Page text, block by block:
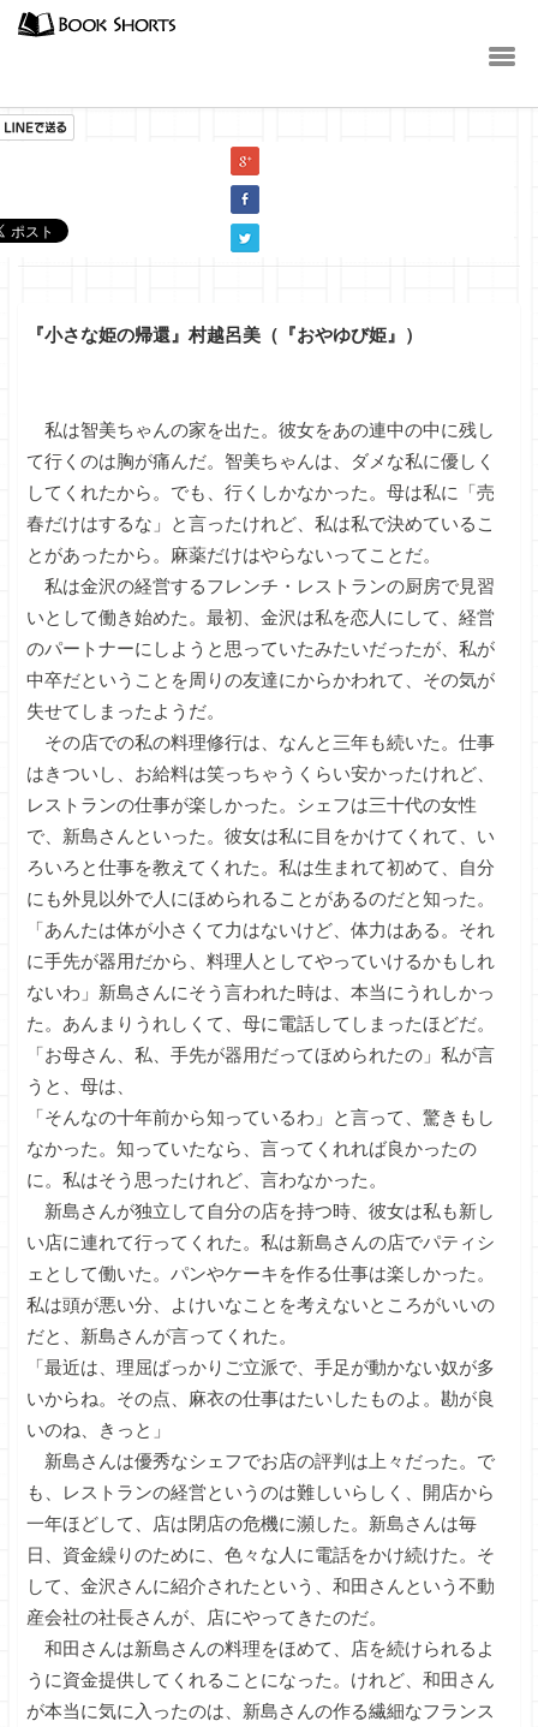
『小さな姫の帰還』村越呂美（『おやゆび姫』）
私は智美ちゃんの家を出た。彼女をあの連中の中に残し
て行くのは胸が痛んだ。智美ちゃんは、ダメな私に優しく
してくれたから。でも、行くしかなかった。母は私に「売
春だけはするな」と言ったけれど、私は私で決めているこ
とがあったから。麻薬だけはやらないってことだ。
私は金沢の経営するフレンチ・レストランの厨房で見習
いとして働き始めた。最初、金沢は私を恋人にして、経営
のパートナーにしようと思っていたみたいだったが、私が
中卒だということを周りの友達にからかわれて、その気が
失せてしまったようだ。
その店での私の料理修行は、なんと三年も続いた。仕事
はきついし、お給料は笑っちゃうくらい安かったけれど、
レストランの仕事が楽しかった。シェフは三十代の女性
で、新島さんといった。彼女は私に目をかけてくれて、い
ろいろと仕事を教えてくれた。私は生まれて初めて、自分
にも外見以外で人にほめられることがあるのだと知った。
「あんたは体が小さくて力はないけど、体力はある。それ
に手先が器用だから、料理人としてやっていけるかもしれ
ないわ」新島さんにそう言われた時は、本当にうれしかっ
た。あんまりうれしくて、母に電話してしまったほどだ。
「お母さん、私、手先が器用だってほめられたの」私が言
うと、母は、
「そんなの十年前から知っているわ」と言って、驚きもし
なかった。知っていたなら、言ってくれれば良かったの
に。私はそう思ったけれど、言わなかった。
新島さんが独立して自分の店を持つ時、彼女は私も新し
い店に連れて行ってくれた。私は新島さんの店でパティシ
ェとして働いた。パンやケーキを作る仕事は楽しかった。
私は頭が悪い分、よけいなことを考えないところがいいの
だと、新島さんが言ってくれた。
「最近は、理屈ばっかりご立派で、手足が動かない奴が多
いからね。その点、麻衣の仕事はたいしたものよ。勘が良
いのね、きっと」
新島さんは優秀なシェフでお店の評判は上々だった。で
も、レストランの経営というのは難しいらしく、開店から
一年ほどして、店は閉店の危機に瀕した。新島さんは毎
日、資金繰りのために、色々な人に電話をかけ続けた。そ
して、金沢さんに紹介されたという、和田さんという不動
産会社の社長さんが、店にやってきたのだ。
和田さんは新島さんの料理をほめて、店を続けられるよ
うに資金提供してくれることになった。けれど、和田さん
が本当に気に入ったのは、新島さんの作る繊細なフランス